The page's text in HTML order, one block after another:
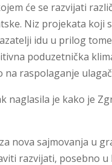
će se razvijati
Niz projekata koji
idu u prilog
poduzetnička
raspolaganje
je kako je
nova sajmovanja u
razvijati, posebno